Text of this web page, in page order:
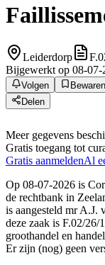
Leiderdorp
Bijgewerkt op 08-07-
Volgen
Bewaren
Delen
Meer gegevens
Gratis toegang tot
Gratis aanmeldenAl
Op 08-07-2026 is
de rechtbank in
is aangesteld mr A.J.
deze zaak is F.02/
groothandel en
Er zijn (nog) geen